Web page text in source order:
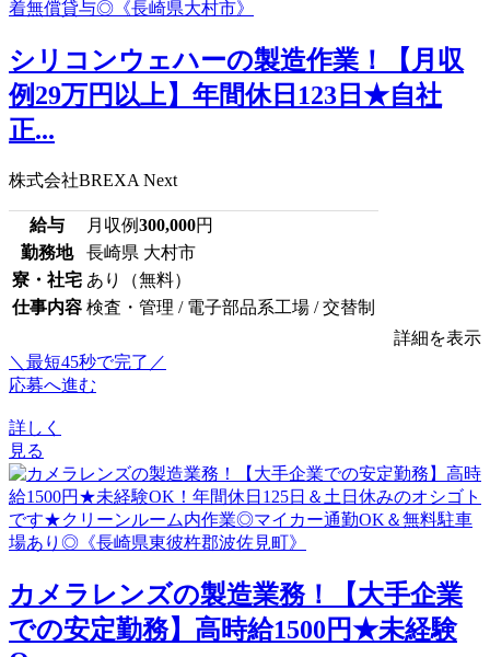
シリコンウェハーの製造作業！【月収
例29万円以上】年間休日123日★自社
正...
株式会社BREXA Next
給与 月収例300,000円
勤務地
長崎県 大村市
寮・社宅 あり（無料）
仕事内容 検査・管理 / 電子部品系工場 / 交替制
詳細を表示
＼最短45秒で完了／
応募へ進む
詳しく
見る
カメラレンズの製造業務！【大手企業
での安定勤務】高時給1500円★未経験